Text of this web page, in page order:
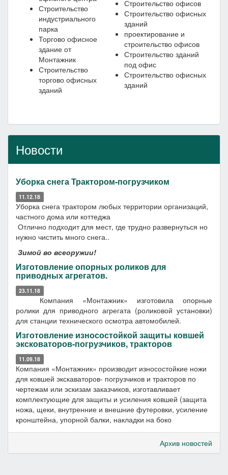
Строительство
индустриального
парка
Торгово офисное
здание от
Монтажник
Строительство
торгово офисных
зданий
Строительство офисов
Строительство офисных
зданий
проектирование и
строительство офисов
Строительство зданий
под офис
Строительство офисных
зданий
Новости
Уборка снега Трактором-погрузчиком
11.12.18
Уборка снега трактором любых территории организаций,
частного дома или коттеджа
Отлично подходит для мест, где трудно развернуться но
нужно чистить много снега..
Зимой во всеоружии!
Изготовление опорных роликов для
приводных агрегатов.
23.11.18
Компания «Монтажник» изготовила опорные
ролики для приводного агрегата (роликовой установки)
для станции технического осмотра автомобилей.
Изготовление износостойкой защиты ковшей
эксковаторов-погрузчиков, тракторов
11.09.18
Компания «Монтажник» производит износостойкие ножи
для ковшей экскаваторов- погрузчиков и тракторов по
чертежам или эскизам заказчиков, изготавливает
комплектующие для защиты и усиления ковшей (защита
ножа, щеки, внутренние и внешние футеровки, усиление
кронштейна, упорной балки, накладки на боко
Архив новостей